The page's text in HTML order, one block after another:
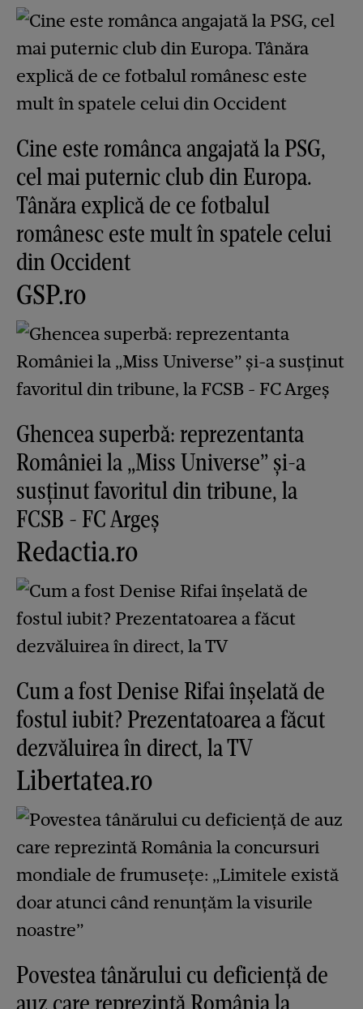
Cine este românca angajată la PSG,
cel mai puternic club din Europa.
Tânăra explică de ce fotbalul
românesc este mult în spatele celui
din Occident
GSP.ro
Ghencea superbă: reprezentanta
României la „Miss Universe” și-a
susținut favoritul din tribune, la
FCSB - FC Argeș
Redactia.ro
Cum a fost Denise Rifai înșelată de
fostul iubit? Prezentatoarea a făcut
dezvăluirea în direct, la TV
Libertatea.ro
Povestea tânărului cu deficiență de